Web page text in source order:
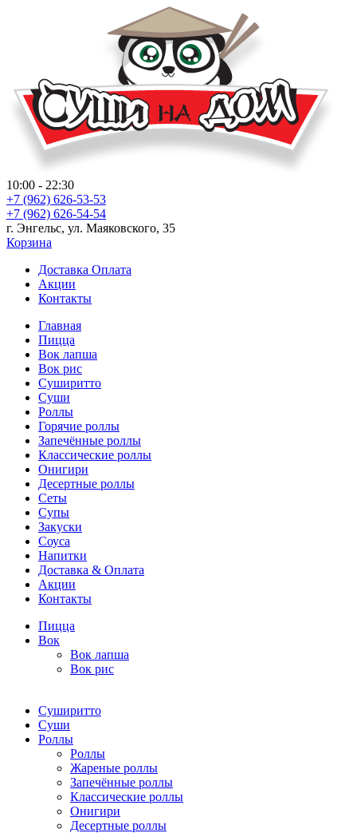
10:00 - 22:30
+7 (962) 626-53-53
+7 (962) 626-54-54
г. Энгельс, ул. Маяковского, 35
Корзина
Доставка Оплата
Акции
Контакты
Главная
Пицца
Вок лапша
Вок рис
Суширитто
Суши
Роллы
Горячие роллы
Запечённые роллы
Классические роллы
Онигири
Десертные роллы
Сеты
Супы
Закуски
Соуса
Напитки
Доставка & Оплата
Акции
Контакты
Пицца
Вок
Вок лапша
Вок рис
Суширитто
Суши
Роллы
Роллы
Жареные роллы
Запечённые роллы
Классические роллы
Онигири
Десертные роллы